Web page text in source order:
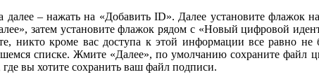
– нажать на «Добавить ID». Далее установите флажок
затем установите флажок рядом с «Новый цифровой
никто кроме вас доступа к этой информации все равно
списке. Жмите «Далее», по умолчанию сохраните файл
вы хотите сохранить ваш файл подписи.